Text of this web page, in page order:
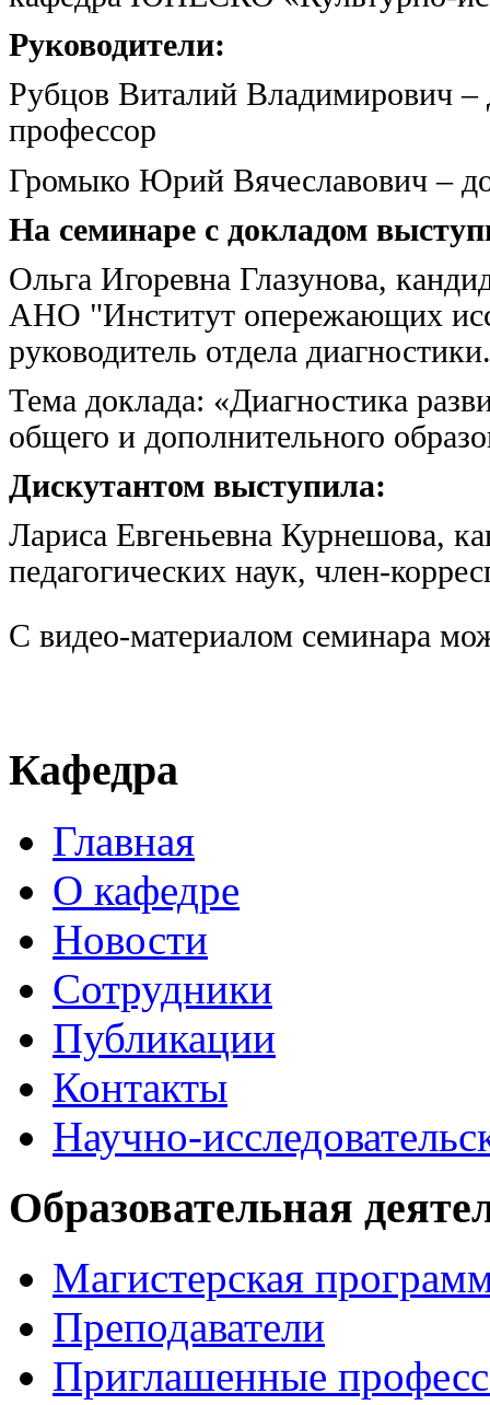
Руководители:
Рубцов Виталий Владимирович –
профессор
Громыко Юрий Вячеславович –
На семинаре с докладом
Ольга Игоревна Глазунова,
АНО "Институт опережающих
руководитель отдела диагностики.
Тема доклада: «Диагностика
общего и дополнительного
Дискутантом выступила:
Лариса Евгеньевна Курнешова,
педагогических наук, член-
С видео-материалом семинара
Кафедра
Главная
О кафедре
Новости
Сотрудники
Публикации
Контакты
Научно-
Образовательная
Магистерская
Преподаватели
Приглашенные